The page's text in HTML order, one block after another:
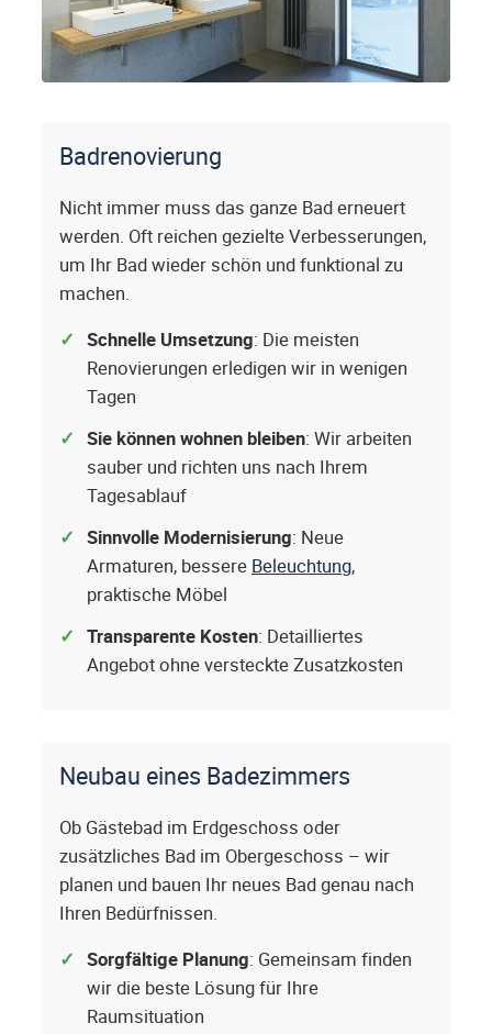
Badrenovierung
Nicht immer muss das ganze Bad erneuert
werden. Oft reichen gezielte Verbesserungen,
um Ihr Bad wieder schön und funktional zu
machen.
Schnelle Umsetzung: Die meisten
Renovierungen erledigen wir in wenigen
Tagen
Sie können wohnen bleiben: Wir arbeiten
sauber und richten uns nach Ihrem
Tagesablauf
Sinnvolle Modernisierung: Neue
Armaturen, bessere Beleuchtung,
praktische Möbel
Transparente Kosten: Detailliertes
Angebot ohne versteckte Zusatzkosten
Neubau eines Badezimmers
Ob Gästebad im Erdgeschoss oder
zusätzliches Bad im Obergeschoss – wir
planen und bauen Ihr neues Bad genau nach
Ihren Bedürfnissen.
Sorgfältige Planung: Gemeinsam finden
wir die beste Lösung für Ihre
Raumsituation